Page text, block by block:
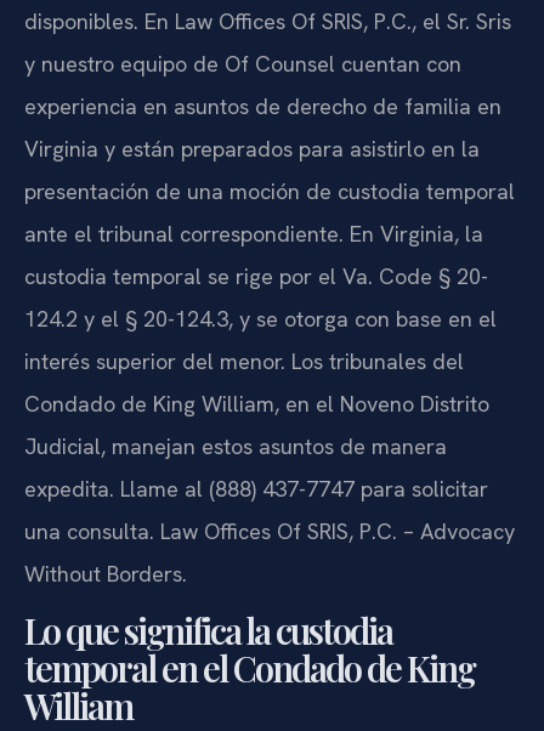
disponibles. En Law Offices Of SRIS, P.C., el Sr. Sris
y nuestro equipo de Of Counsel cuentan con
experiencia en asuntos de derecho de familia en
Virginia y están preparados para asistirlo en la
presentación de una moción de custodia temporal
ante el tribunal correspondiente. En Virginia, la
custodia temporal se rige por el Va. Code § 20-
124.2 y el § 20-124.3, y se otorga con base en el
interés superior del menor. Los tribunales del
Condado de King William, en el Noveno Distrito
Judicial, manejan estos asuntos de manera
expedita. Llame al (888) 437-7747 para solicitar
una consulta. Law Offices Of SRIS, P.C. – Advocacy
Without Borders.
Lo que significa la custodia
temporal en el Condado de King
William